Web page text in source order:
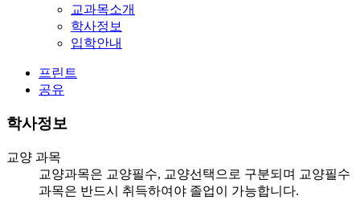
교과목소개
학사정보
입학안내
프린트
공유
학사정보
교양 과목
교양과목은 교양필수, 교양선택으로 구분되며 교양필수
과목은 반드시 취득하여야 졸업이 가능합니다.